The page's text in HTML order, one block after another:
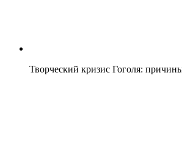
Творческий кризис Гоголя: